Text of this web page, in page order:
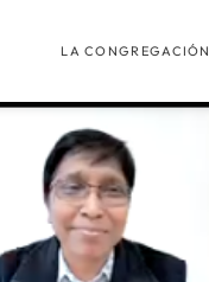
LA CONGREGACIÓN